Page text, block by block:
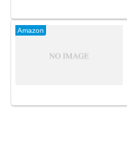
Amazon